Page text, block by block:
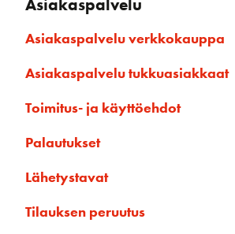
Asiakaspalvelu
Asiakaspalvelu verkkokauppa
Asiakaspalvelu tukkuasiakkaat
Toimitus- ja käyttöehdot
Palautukset
Lähetystavat
Tilauksen peruutus